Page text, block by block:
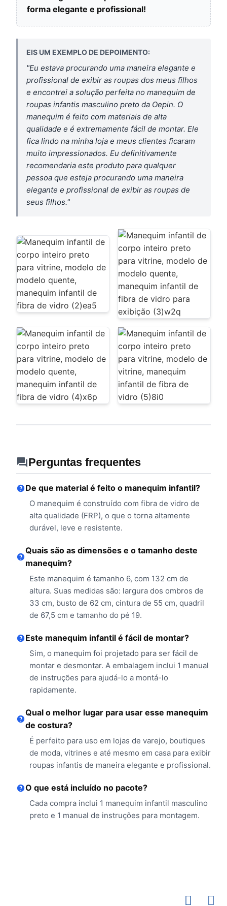
forma elegante e profissional!
EIS UM EXEMPLO DE DEPOIMENTO:
"Eu estava procurando uma maneira elegante e
profissional de exibir as roupas dos meus filhos
e encontrei a solução perfeita no manequim de
roupas infantis masculino preto da Oepin. O
manequim é feito com materiais de alta
qualidade e é extremamente fácil de montar. Ele
fica lindo na minha loja e meus clientes ficaram
muito impressionados. Eu definitivamente
recomendaria este produto para qualquer
pessoa que esteja procurando uma maneira
elegante e profissional de exibir as roupas de
seus filhos."
Perguntas frequentes
De que material é feito o manequim infantil?
O manequim é construído com fibra de vidro de
alta qualidade (FRP), o que o torna altamente
durável, leve e resistente.
Quais são as dimensões e o tamanho deste
manequim?
Este manequim é tamanho 6, com 132 cm de
altura. Suas medidas são: largura dos ombros de
33 cm, busto de 62 cm, cintura de 55 cm, quadril
de 67,5 cm e tamanho do pé 19.
Este manequim infantil é fácil de montar?
Sim, o manequim foi projetado para ser fácil de
montar e desmontar. A embalagem inclui 1 manual
de instruções para ajudá-lo a montá-lo
rapidamente.
Qual o melhor lugar para usar esse manequim
de costura?
É perfeito para uso em lojas de varejo, boutiques
de moda, vitrines e até mesmo em casa para exibir
roupas infantis de maneira elegante e profissional.
O que está incluído no pacote?
Cada compra inclui 1 manequim infantil masculino
preto e 1 manual de instruções para montagem.